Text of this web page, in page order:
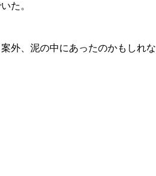
た。
外、泥の中にあったのかもしれな